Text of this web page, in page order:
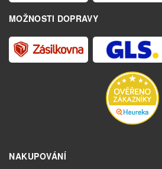
MOŽNOSTI DOPRAVY
NAKUPOVÁNÍ